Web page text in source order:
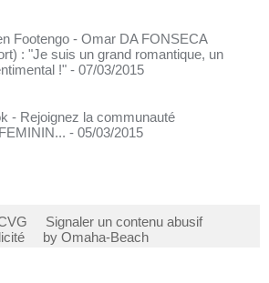
Footengo - Omar DA FONSECA
: "Je suis un grand romantique, un
!" - 07/03/2015
- Rejoignez la communauté
- 05/03/2015
Signaler un contenu abusif
by Omaha-Beach